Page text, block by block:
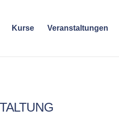
Kurse Veranstaltungen